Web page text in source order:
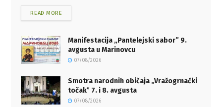
READ MORE
Manifestacija „Pantelejski sabor” 9.
avgusta u Marinovcu
07/08/2026
Smotra narodnih običaja „Vražogrnački
točakˮ 7. i 8. avgusta
07/08/2026